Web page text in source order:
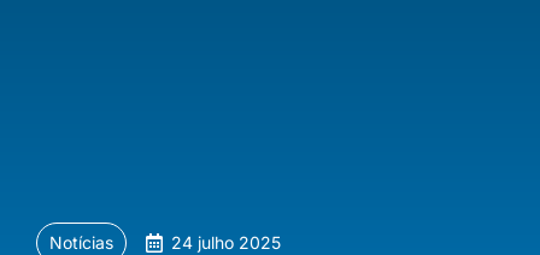
Notícias 24 julho 2025